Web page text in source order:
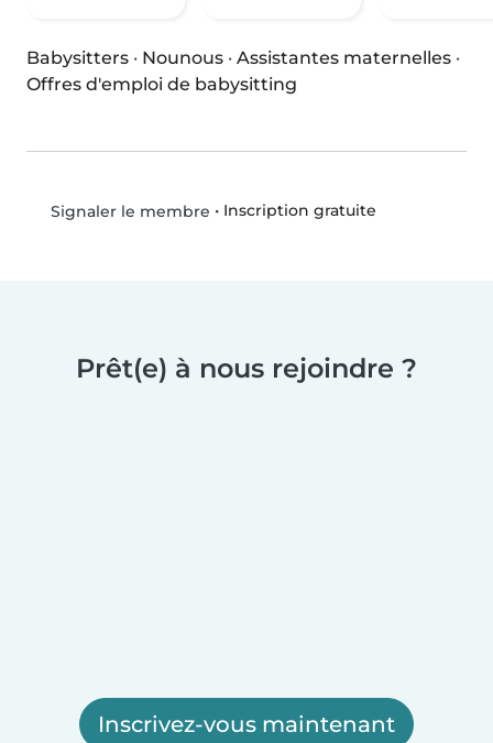
Babysitters · Nounous · Assistantes maternelles ·
Offres d'emploi de babysitting
Signaler le membre • Inscription gratuite
Prêt(e) à nous rejoindre ?
Inscrivez-vous maintenant